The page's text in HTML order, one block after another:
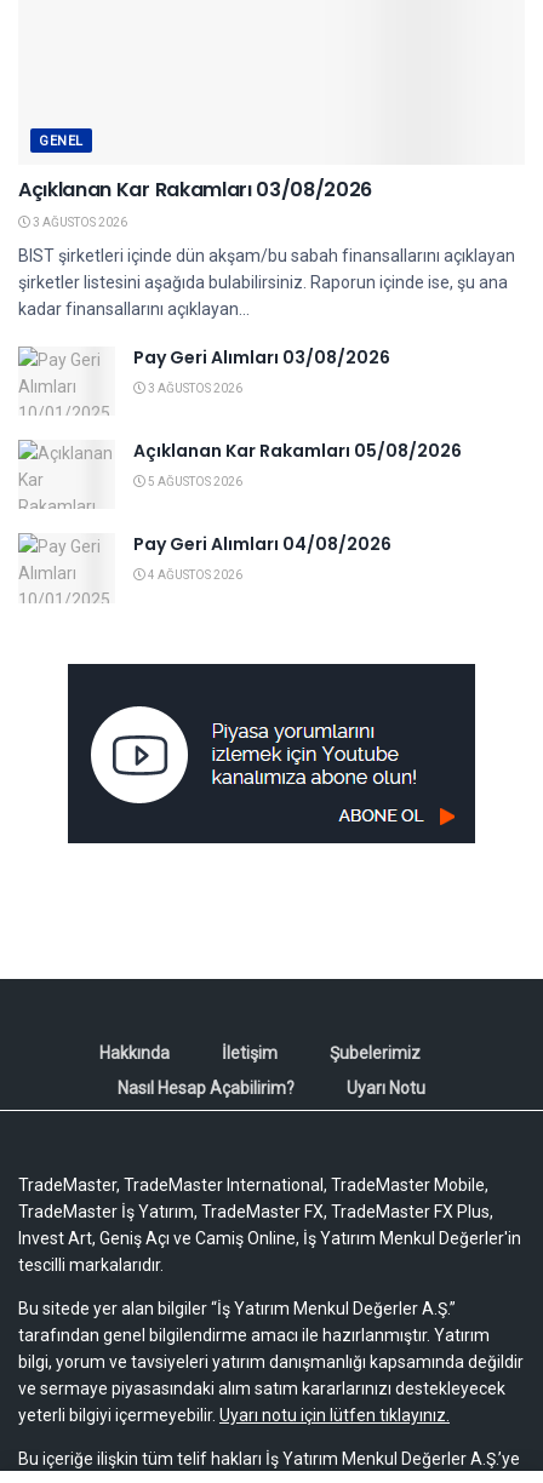
GENEL
Açıklanan Kar Rakamları 03/08/2026
3 AĞUSTOS 2026
BIST şirketleri içinde dün akşam/bu sabah finansallarını açıklayan
şirketler listesini aşağıda bulabilirsiniz. Raporun içinde ise, şu ana
kadar finansallarını açıklayan...
Pay Geri Alımları 03/08/2026
3 AĞUSTOS 2026
Açıklanan Kar Rakamları 05/08/2026
5 AĞUSTOS 2026
Pay Geri Alımları 04/08/2026
4 AĞUSTOS 2026
Hakkında İletişim
Şubelerimiz
Nasıl Hesap Açabilirim?
Uyarı Notu
TradeMaster, TradeMaster International, TradeMaster Mobile,
TradeMaster İş Yatırım, TradeMaster FX, TradeMaster FX Plus,
Invest Art, Geniş Açı ve Camiş Online, İş Yatırım Menkul Değerler'in
tescilli markalarıdır.
Bu sitede yer alan bilgiler “İş Yatırım Menkul Değerler A.Ş.”
tarafından genel bilgilendirme amacı ile hazırlanmıştır. Yatırım
bilgi, yorum ve tavsiyeleri yatırım danışmanlığı kapsamında değildir
ve sermaye piyasasındaki alım satım kararlarınızı destekleyecek
yeterli bilgiyi içermeyebilir. Uyarı notu için lütfen tıklayınız.
Bu içeriğe ilişkin tüm telif hakları İş Yatırım Menkul Değerler A.Ş.’ye